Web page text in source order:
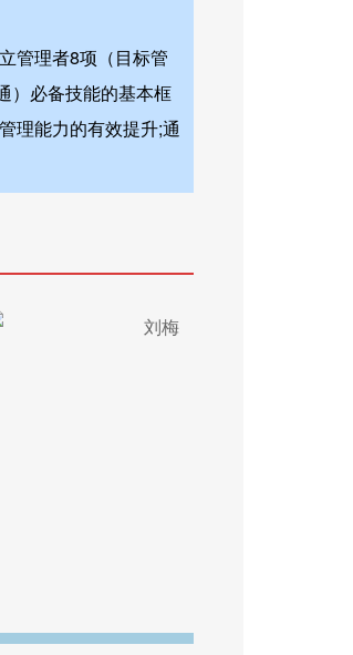
管理者8项（目标管
）必备技能的基本框
理能力的有效提升;通